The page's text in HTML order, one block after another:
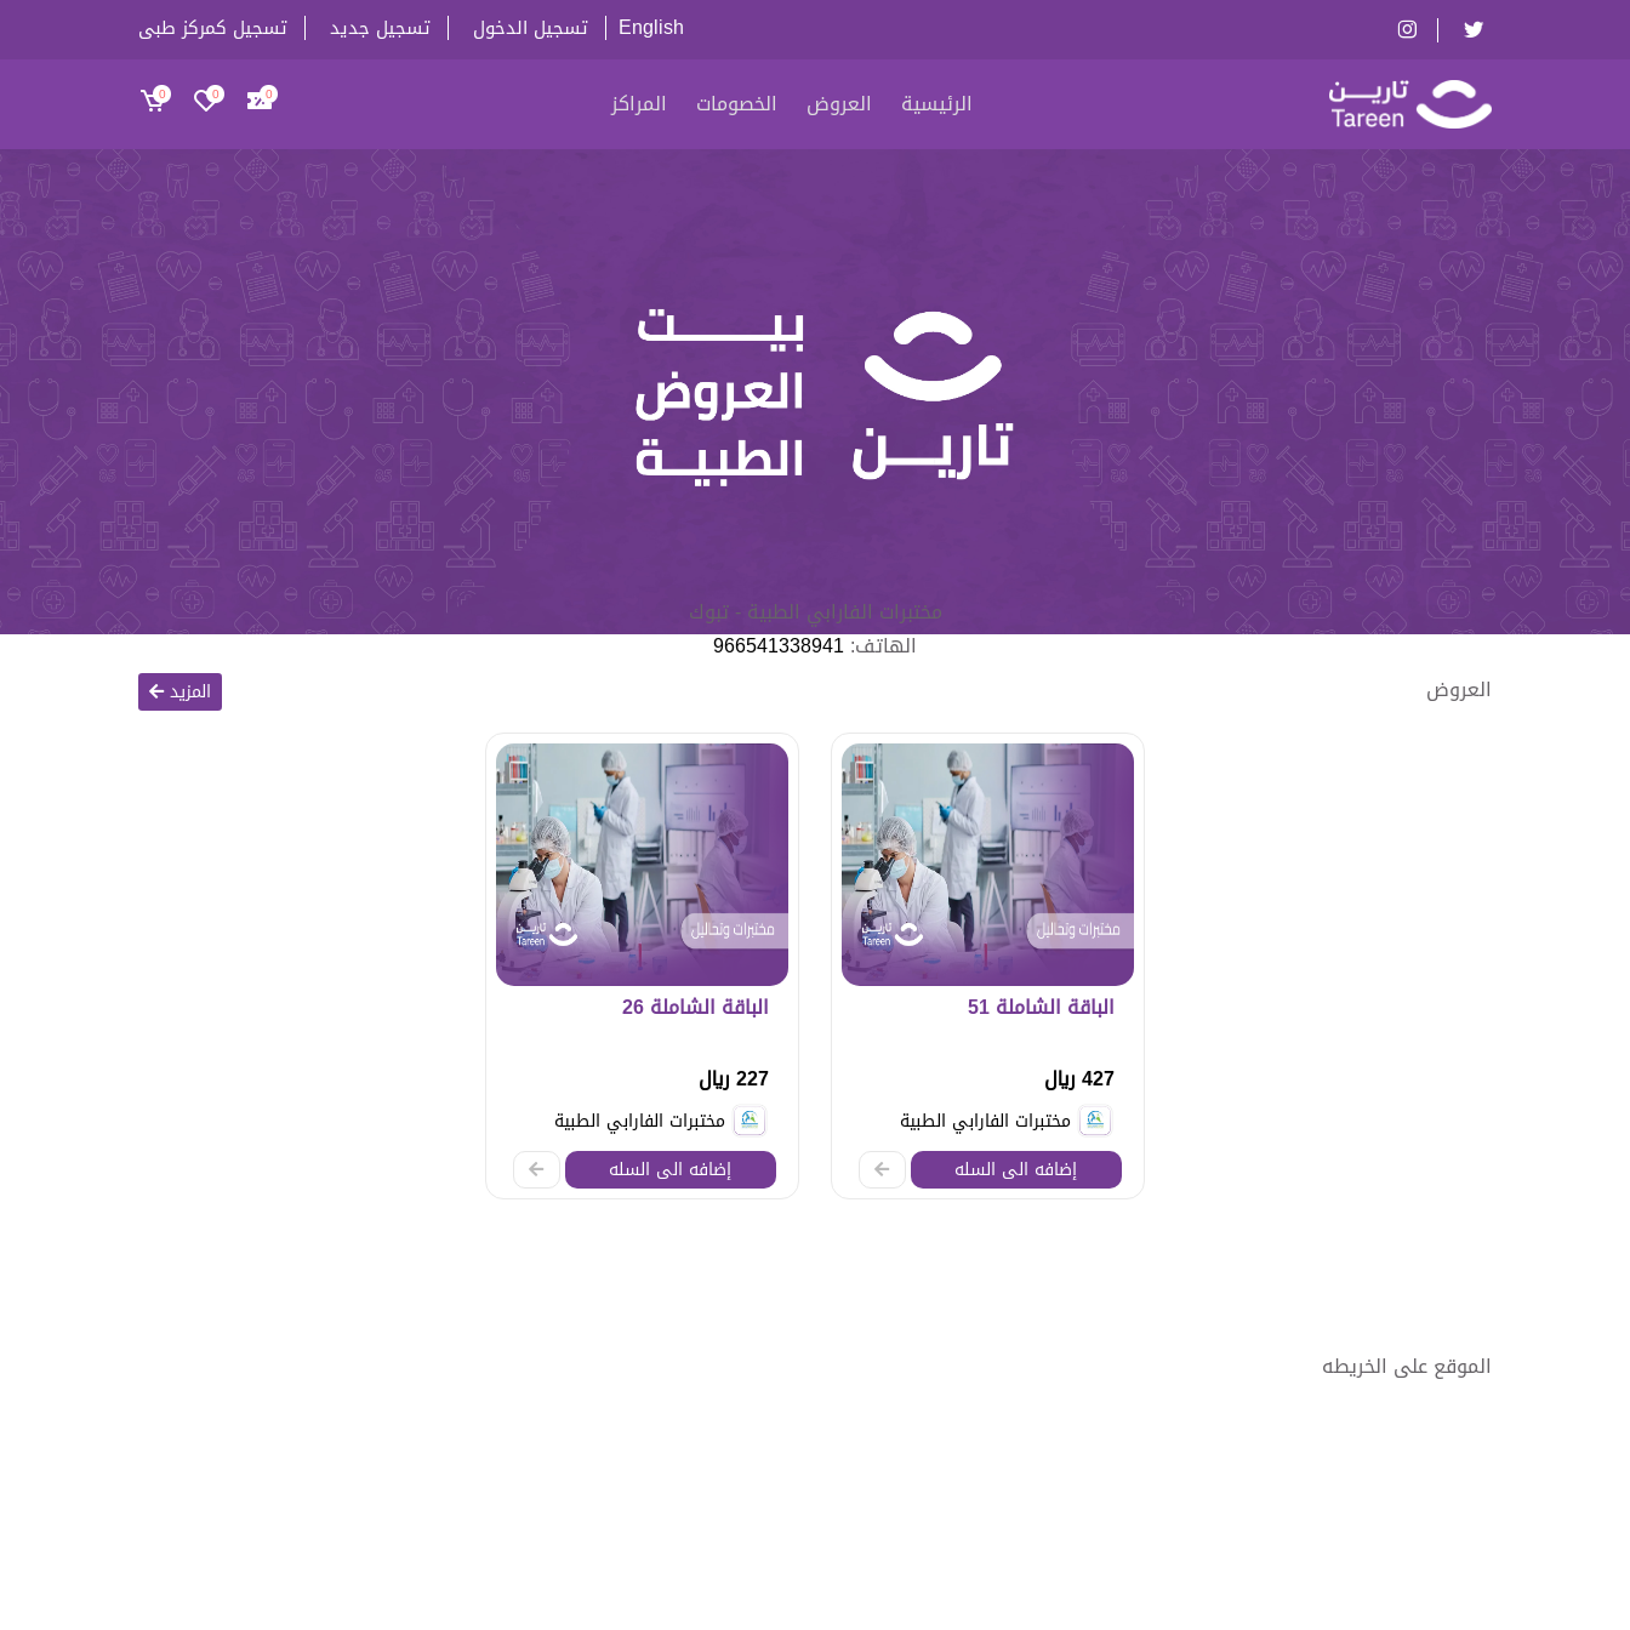
English تسجيل الدخول تسجيل جديد تسجيل كمركز طبى
الرئيسية العروض الخصومات المراكز 0
0
0
مختبرات الفارابي الطبية - تبوك
الهاتف:966541338941
العروض
المزيد
الباقة الشاملة 51
427 ريال
مختبرات الفارابي الطبية
إضافه الى السله
الباقة الشاملة 26
227 ريال
مختبرات الفارابي الطبية
إضافه الى السله
الموقع على الخريطه